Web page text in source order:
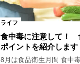
ライフ
食中毒に注意して！
ポイントを紹介します
8月は食品衛生月間 食中